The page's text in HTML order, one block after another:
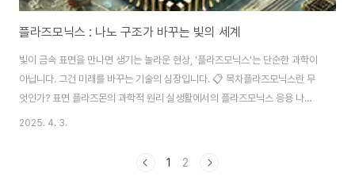
플라즈모닉스 : 나노 구조가 바꾸는 빛의 세계
빛이 금속 표면을 만나면 생기는 놀라운 현상, '플라즈모닉스'는 단순한 과학이
아닙니다. 그건 미래를 바꾸는 기술의 심장입니다. 📋 목차플라즈모닉스란 무
엇인가? 표면 플라즈몬의 과학적 원리 실생활에서의 플라즈모닉스 응용 나노
구조와 플라즈모닉 소자 제작 산업에서 활용되는 플라즈모닉 기술 플라즈모닉
2025. 4. 3.
1 2